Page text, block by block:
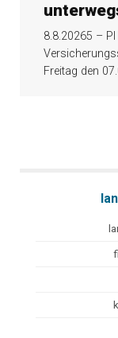
8.8.20265 – PI
Freitag den